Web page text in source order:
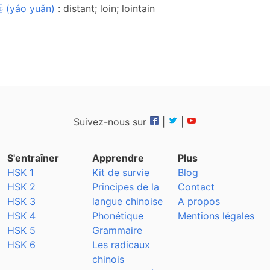
(yáo yuǎn) : distant; loin; lointain
Suivez-nous sur
S'entraîner
HSK 1
HSK 2
HSK 3
HSK 4
HSK 5
HSK 6
Apprendre
Kit de survie
Principes de la
langue chinoise
Phonétique
Grammaire
Les radicaux
chinois
Plus
Blog
Contact
A propos
Mentions légales